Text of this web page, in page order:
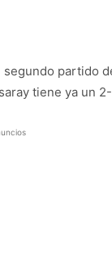
partido
tiene ya un